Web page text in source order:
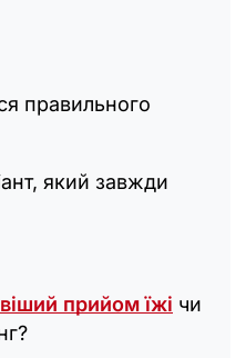
правильного
який завжди
прийом їжі чи